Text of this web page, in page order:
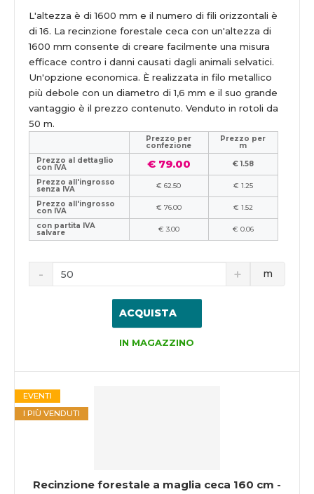
L'altezza è di 1600 mm e il numero di fili orizzontali è
di 16. La recinzione forestale ceca con un'altezza di
1600 mm consente di creare facilmente una misura
efficace contro i danni causati dagli animali selvatici.
Un'opzione economica. È realizzata in filo metallico
più debole con un diametro di 1,6 mm e il suo grande
vantaggio è il prezzo contenuto. Venduto in rotoli da
50 m.
Prezzo per
confezione
Prezzo per
m
Prezzo al dettaglio
con IVA € 79.00
€ 1.58
Prezzo all'ingrosso
senza IVA € 62.50
€ 1.25
Prezzo all'ingrosso
con IVA € 76.00
€ 1.52
con partita IVA
salvare € 3.00 € 0.06
m
ACQUISTA
IN MAGAZZINO
Recinzione forestale a maglia ceca 160 cm -
EVENTI
I PIÙ VENDUTI